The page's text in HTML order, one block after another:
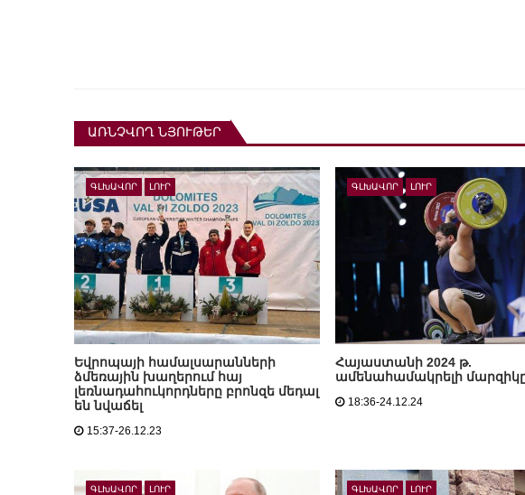
ԱՌՆՉՎՈՂ ՆՅՈՒԹԵՐ
ԳԼԽԱՎՈՐ ԼՈՒՐ
Եվրոպայի համալսարանների
ձմեռային խաղերում հայ
լեռնադահուկորդները բրոնզե մեդալ
են նվաճել
15:37-26.12.23
ԳԼԽԱՎՈՐ ԼՈՒՐ
Հայաստանի 2024 թ.
ամենահամակրելի
18:36-24.12.24
ԳԼԽԱՎՈՐ ԼՈՒՐ ԳԼԽԱՎՈՐ ԼՈՒՐ